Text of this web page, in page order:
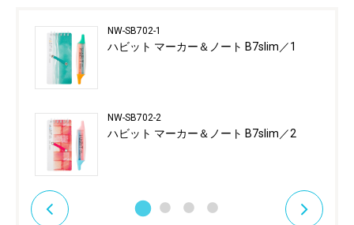
NW-SB702-1
ハビット マーカー＆ノート B7slim／1
NW-SB702-2
ハビット マーカー＆ノート B7slim／2